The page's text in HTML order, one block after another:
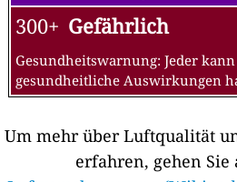
300+ Gefährlich
Gesundheitswarnung: Jeder
gesundheitliche Auswirkungen
Um mehr über Luftqualität
erfahren, gehen Sie